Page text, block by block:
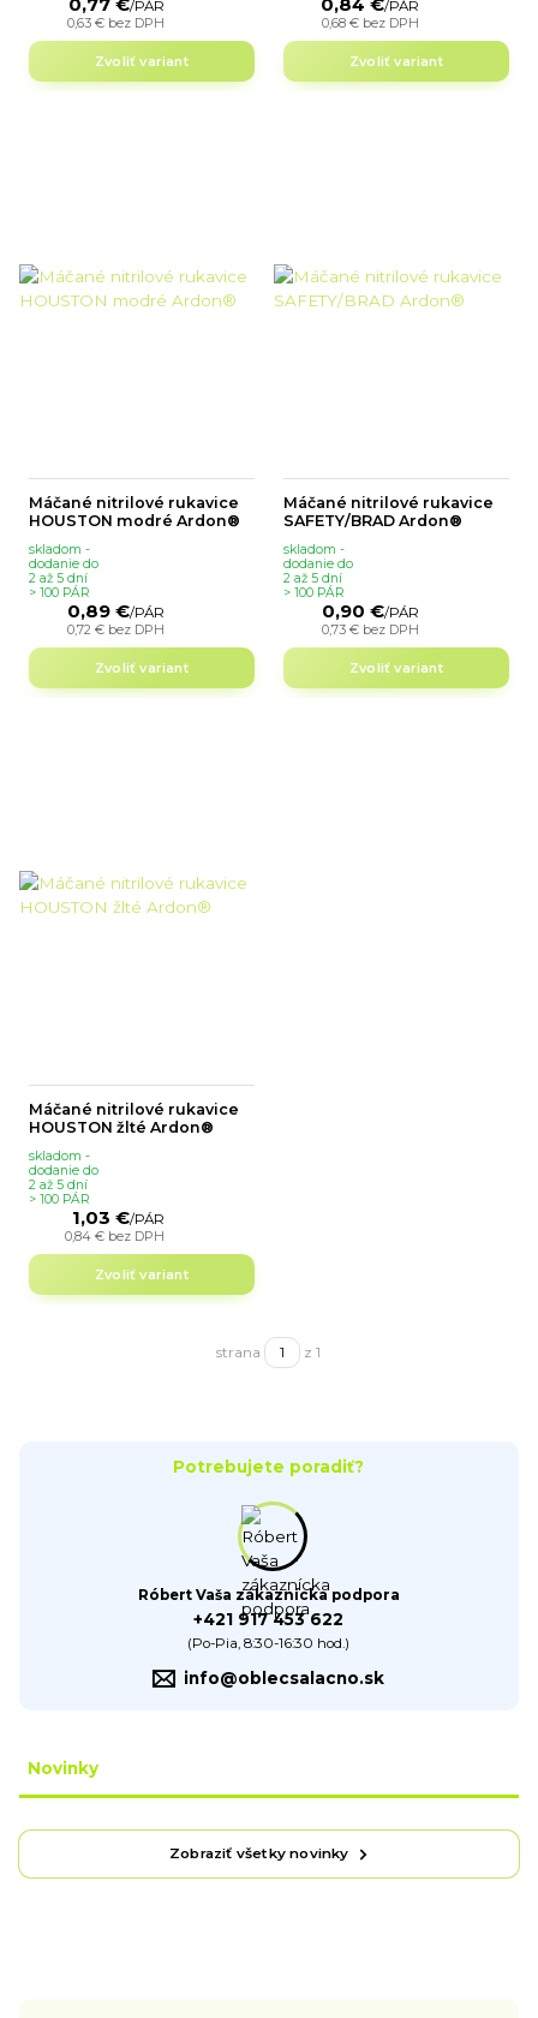
0,77 €/PÁR
0,63 € bez DPH
Zvoliť variant
0,84 €/PÁR
0,68 € bez DPH
Zvoliť variant
Máčané nitrilové rukavice
HOUSTON modré Ardon®
0,89 €/PÁR
0,72 € bez DPH
skladom -
dodanie do
2 až 5 dní
> 100 PÁR
Zvoliť variant
Máčané nitrilové rukavice
SAFETY/BRAD Ardon®
0,90 €/PÁR
0,73 € bez DPH
skladom -
dodanie do
2 až 5 dní
> 100 PÁR
Zvoliť variant
Máčané nitrilové rukavice
HOUSTON žlté Ardon®
1,03 €/PÁR
0,84 € bez DPH
skladom -
dodanie do
2 až 5 dní
> 100 PÁR
Zvoliť variant
strana z 1
Potrebujete poradiť?
Róbert Vaša zákaznícka podpora
+421 917 453 622
(Po-Pia, 8:30-16:30 hod.)
info@oblecsalacno.sk
Novinky
Zobraziť všetky novinky